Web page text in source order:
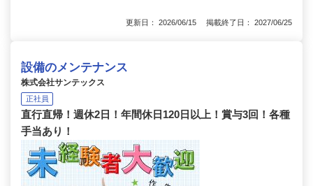
更新日： 2026/06/15 掲載終了日： 2027/06/25
設備のメンテナンス
株式会社サンテックス
正社員
直行直帰！週休2日！年間休日120日以上！賞与3回！各種
手当あり！